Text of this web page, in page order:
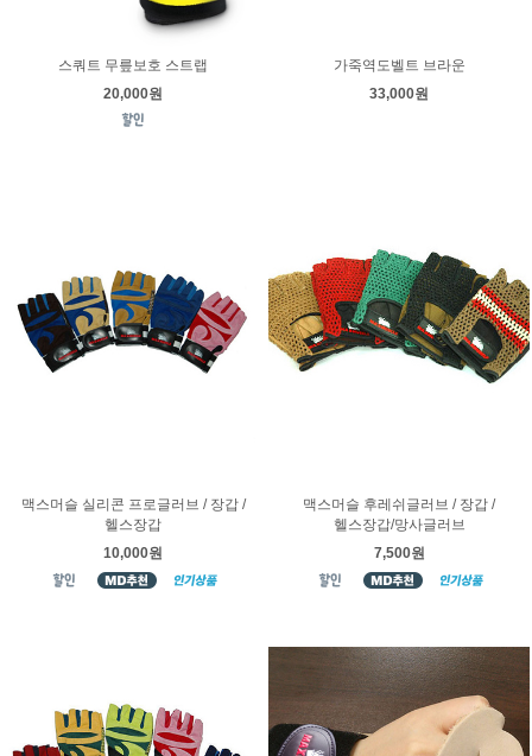
스쿼트 무릎보호 스트랩
20,000원
가죽역도벨트 브라운
33,000원
맥스머슬 실리콘 프로글러브 / 장갑 /
헬스장갑
10,000원
맥스머슬 후레쉬글러브 / 장갑 /
헬스장갑/망사글러브
7,500원